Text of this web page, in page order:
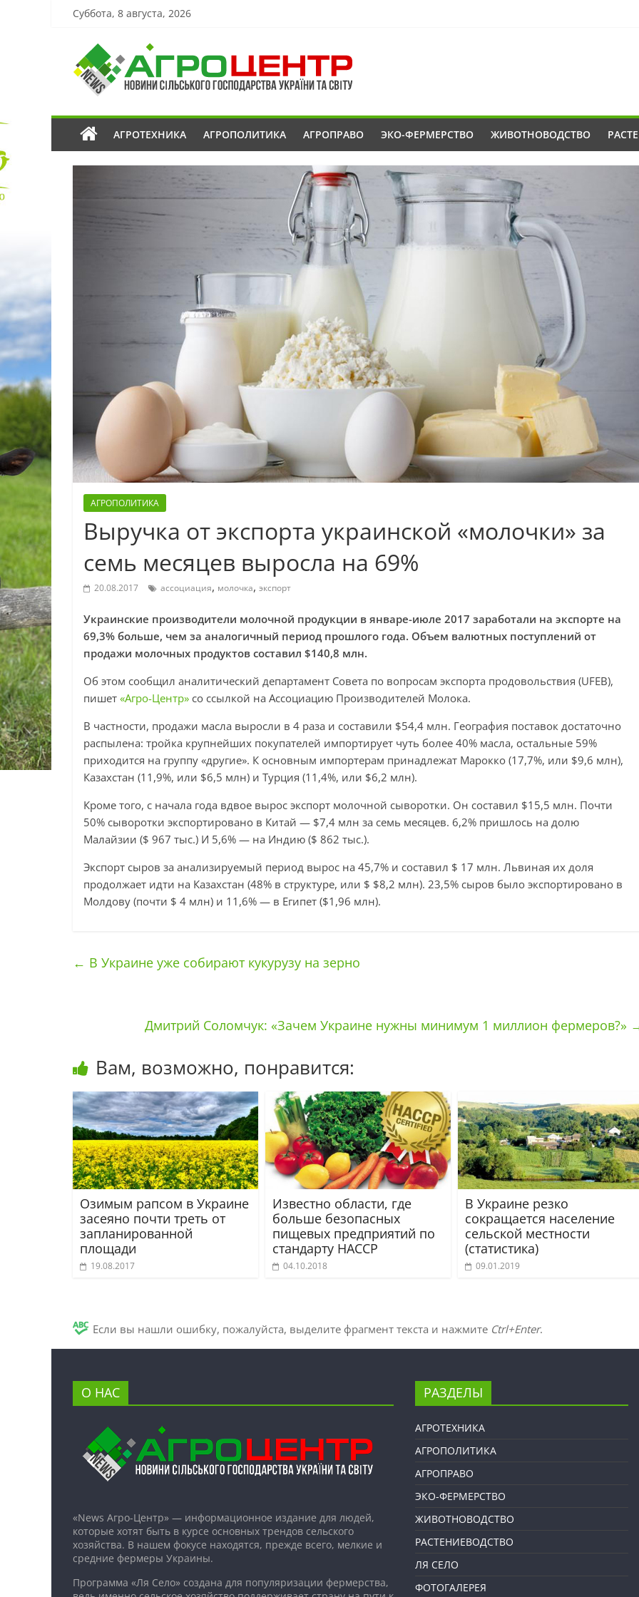
Суббота, 8 августа, 2026
АГРОТЕХНИКА АГРОПОЛИТИКА АГРОПРАВО ЭКО-ФЕРМЕРСТВО ЖИВОТНОВОДСТВО
АГРОПОЛИТИКА
Выручка от экспорта украинской «молочки» за
семь месяцев выросла на 69%
20.08.2017 ассоциация, молочка, экспорт
Украинские производители молочной продукции в январе-июле 2017 заработали на экспорте на
69,3% больше, чем за аналогичный период прошлого года. Объем валютных поступлений от
продажи молочных продуктов составил $140,8 млн.
Об этом сообщил аналитический департамент Совета по вопросам экспорта продовольствия (UFEB),
пишет «Агро-Центр» со ссылкой на Ассоциацию Производителей Молока.
В частности, продажи масла выросли в 4 раза и составили $54,4 млн. География поставок достаточно
распылена: тройка крупнейших покупателей импортирует чуть более 40% масла, остальные 59%
приходится на группу «другие». К основным импортерам принадлежат Марокко (17,7%, или $9,6 млн),
Казахстан (11,9%, или $6,5 млн) и Турция (11,4%, или $6,2 млн).
Кроме того, с начала года вдвое вырос экспорт молочной сыворотки. Он составил $15,5 млн. Почти
50% сыворотки экспортировано в Китай — $7,4 млн за семь месяцев. 6,2% пришлось на долю
Малайзии ($ 967 тыс.) И 5,6% — на Индию ($ 862 тыс.).
Экспорт сыров за анализируемый период вырос на 45,7% и составил $ 17 млн. Львиная их доля
продолжает идти на Казахстан (48% в структуре, или $ $8,2 млн). 23,5% сыров было экспортировано в
Молдову (почти $ 4 млн) и 11,6% — в Египет ($1,96 млн).
← В Украине уже собирают кукурузу на зерно
Дмитрий Соломчук: «Зачем Украине нужны минимум 1 миллион фермеров?»
Вам, возможно, понравится:
Озимым рапсом в Украине
засеяно почти треть от
запланированной
площади
19.08.2017
Известно области, где
больше безопасных
пищевых предприятий по
стандарту НАССР
04.10.2018
В Украине резко
сокращается население
сельской местности
(статистика)
09.01.2019
Если вы нашли ошибку, пожалуйста, выделите фрагмент текста и нажмите Ctrl+Enter.
О НАС
«News Агро-Центр» — информационное издание для людей,
которые хотят быть в курсе основных трендов сельского
хозяйства. В нашем фокусе находятся, прежде всего, мелкие и
средние фермеры Украины.
Программа «Ля Село» создана для популяризации фермерства,
РАЗДЕЛЫ
АГРОТЕХНИКА
АГРОПОЛИТИКА
АГРОПРАВО
ЭКО-ФЕРМЕРСТВО
ЖИВОТНОВОДСТВО
РАСТЕНИЕВОДСТВО
ЛЯ СЕЛО
ФОТОГАЛЕРЕЯ